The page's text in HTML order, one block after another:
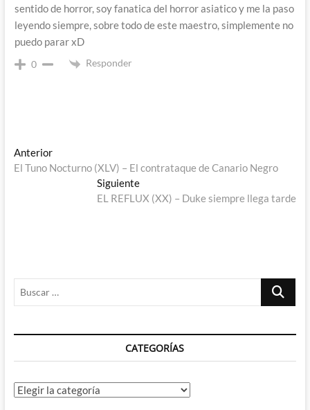
sentido de horror, soy fanatica del horror asiatico y me la paso
leyendo siempre, sobre todo de este maestro, simplemente no
puedo parar xD
0 Responder
Navegación
de
AnteriorEntrada
anterior:
El Tuno Nocturno (XLV) – El contrataque de Canario Negro
SiguienteEntrada
siguiente:
EL REFLUX (XX) – Duke siempre llega tarde
Buscar
CATEGORÍAS
Categorías